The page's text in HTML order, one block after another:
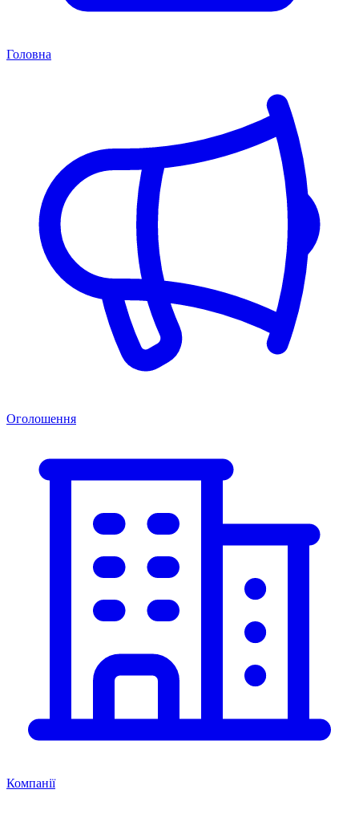
Головна
Оголошення
Компанії